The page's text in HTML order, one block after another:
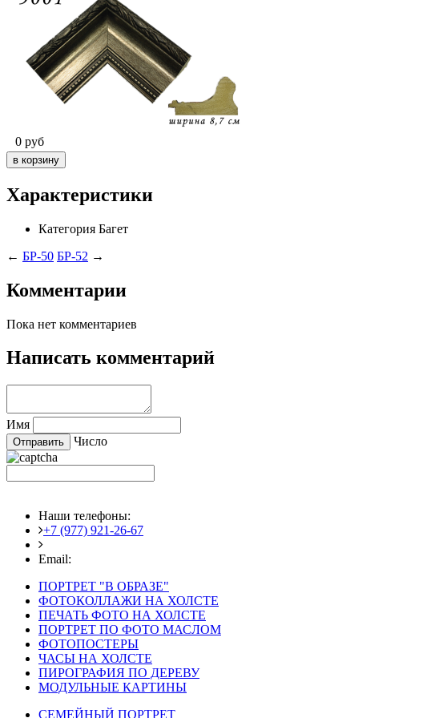
0 руб
Характеристики
Категория Багет
← БР-50 БР-52 →
Комментарии
Пока нет комментариев
Написать комментарий
Имя
Число
Наши телефоны:
+7 (977) 921-26-67
Email:
ПОРТРЕТ "В ОБРАЗЕ"
ФОТОКОЛЛАЖИ НА ХОЛСТЕ
ПЕЧАТЬ ФОТО НА ХОЛСТЕ
ПОРТРЕТ ПО ФОТО МАСЛОМ
ФОТОПОСТЕРЫ
ЧАСЫ НА ХОЛСТЕ
ПИРОГРАФИЯ ПО ДЕРЕВУ
МОДУЛЬНЫЕ КАРТИНЫ
СЕМЕЙНЫЙ ПОРТРЕТ